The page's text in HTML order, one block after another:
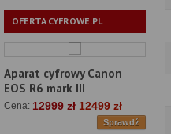
OFERTA CYFROWE.PL
Aparat cyfrowy Canon
EOS R6 mark III
Cena: 12999 zł 12499 zł
Sprawdź